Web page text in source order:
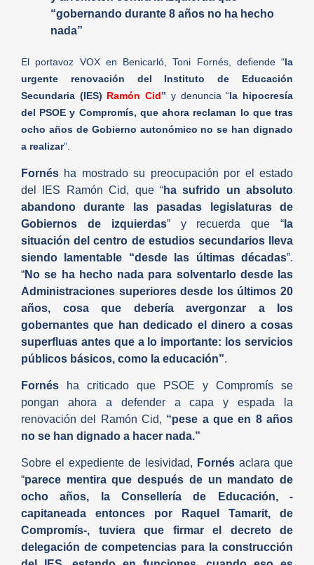
“gobernando durante 8 años no ha hecho
nada”
El portavoz VOX en Benicarló, Toni Fornés, defiende “la
urgente renovación del Instituto de Educación
Secundaria (IES) Ramón Cid” y denuncia “la hipocresía
del PSOE y Compromís, que ahora reclaman lo que tras
ocho años de Gobierno autonómico no se han dignado
a realizar”.
Fornés ha mostrado su preocupación por el estado
del IES Ramón Cid, que “ha sufrido un absoluto
abandono durante las pasadas legislaturas de
Gobiernos de izquierdas” y recuerda que “ la
situación del centro de estudios secundarios lleva
siendo lamentable “desde las últimas décadas”.
“No se ha hecho nada para solventarlo desde las
Administraciones superiores desde los últimos 20
años, cosa que debería avergonzar a los
gobernantes que han dedicado el dinero a cosas
superfluas antes que a lo importante: los servicios
públicos básicos, como la educación”.
Fornés ha criticado que PSOE y Compromís se
pongan ahora a defender a capa y espada la
renovación del Ramón Cid, “pese a que en 8 años
no se han dignado a hacer nada.”
Sobre el expediente de lesividad, Fornés aclara que
“parece mentira que después de un mandato de
ocho años, la Consellería de Educación, -
capitaneada entonces por Raquel Tamarit, de
Compromís-, tuviera que firmar el decreto de
delegación de competencias para la construcción